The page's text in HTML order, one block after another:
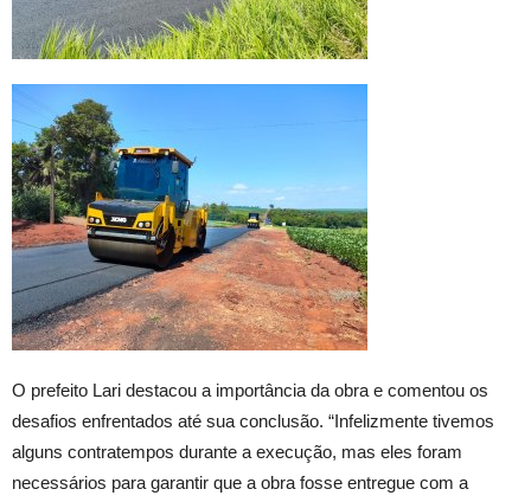
O prefeito Lari destacou a importância da obra e comentou os
desafios enfrentados até sua conclusão. “Infelizmente tivemos
alguns contratempos durante a execução, mas eles foram
necessários para garantir que a obra fosse entregue com a